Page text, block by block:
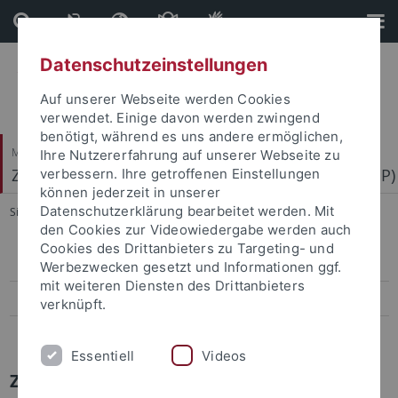
Direkt
zum
Inhalt
Direkt
zur
Fußleiste
Mathematisch-Naturwissenschaftliche Fakultät
Zentrum für Molekularbiologie der Pflanzen (ZMBP)
Sie sind hier: Startseite ... Press-Activities-Colloquia
Papers
Press-Activities-Colloquia
ZMBP NEWS
Datenschutzeinstellungen
Auf unserer Webseite werden Cookies
verwendet. Einige davon werden zwingend
benötigt, während es uns andere ermöglichen,
Ihre Nutzererfahrung auf unserer Webseite zu
verbessern. Ihre getroffenen Einstellungen
können jederzeit in unserer
Datenschutzerklärung bearbeitet werden. Mit
den Cookies zur Videowiedergabe werden auch
Cookies des Drittanbieters zu Targeting- und
Werbezwecken gesetzt und Informationen ggf.
mit weiteren Diensten des Drittanbieters
verknüpft.
Essentiell Videos